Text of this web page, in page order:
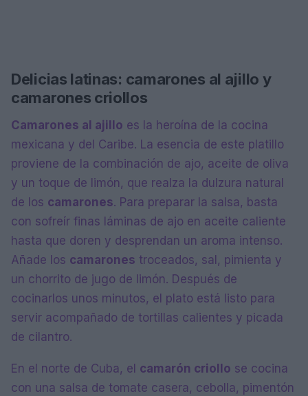
Delicias latinas: camarones al ajillo y
camarones criollos
Camarones al ajillo es la heroína de la cocina
mexicana y del Caribe. La esencia de este platillo
proviene de la combinación de ajo, aceite de oliva
y un toque de limón, que realza la dulzura natural
de los camarones. Para preparar la salsa, basta
con sofreír finas láminas de ajo en aceite caliente
hasta que doren y desprendan un aroma intenso.
Añade los camarones troceados, sal, pimienta y
un chorrito de jugo de limón. Después de
cocinarlos unos minutos, el plato está listo para
servir acompañado de tortillas calientes y picada
de cilantro.
En el norte de Cuba, el camarón criollo se cocina
con una salsa de tomate casera, cebolla, pimentón